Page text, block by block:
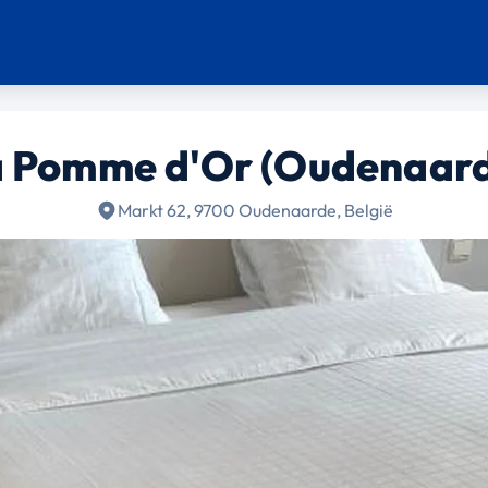
Pomme d'Or
Markt 62, 9700 Oudenaarde, België